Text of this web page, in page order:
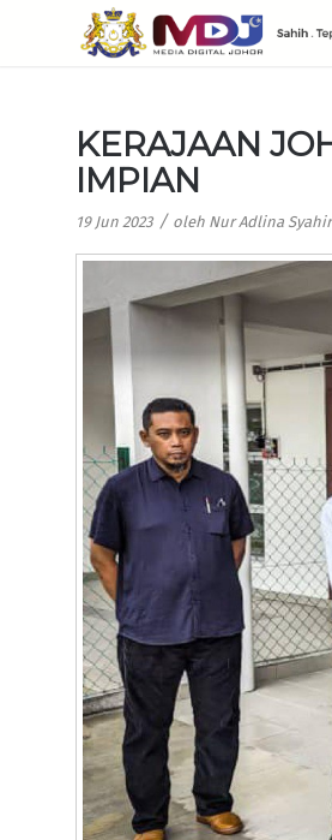
KERAJAAN
IMPIAN
19 Jun 2023 / oleh Nur Adlina